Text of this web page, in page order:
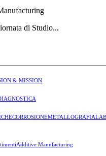
di Studio...
& MISSION
CORROSIONEMETALLOGRAFIA
Additive Manufacturing